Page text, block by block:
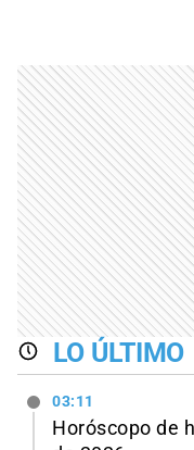
LO ÚLTIMO
03:11
Horóscopo de